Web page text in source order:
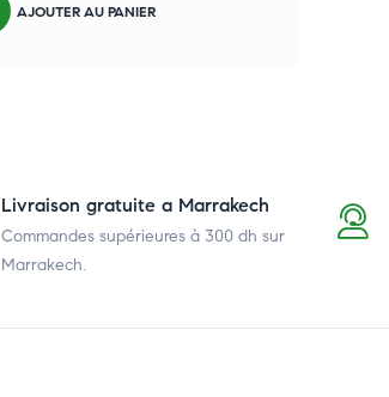
AJOUTER AU PANIER
Livraison gratuite a Marrakech
Commandes supérieures à 300 dhsur
Marrakech.